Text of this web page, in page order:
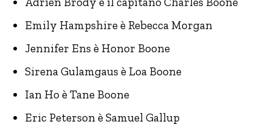
Emily Hampshire è Rebecca Morgan
Jennifer Ens è Honor Boone
Sirena Gulamgaus è Loa Boone
Ian Ho è Tane Boone
Eric Peterson è Samuel Gallup